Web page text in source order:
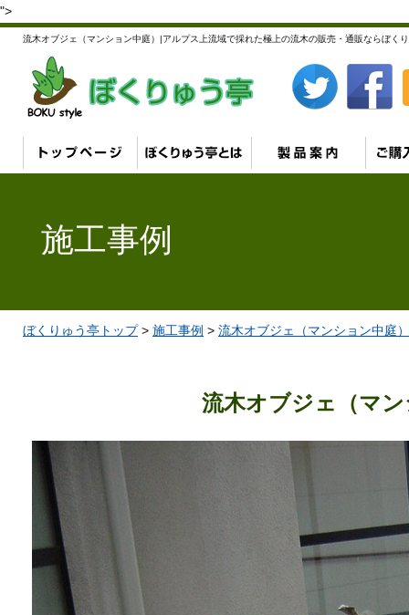
">
流木オブジェ（マンション中庭）|アルプス上流域で採れた極上の流木の販売・通販ならぼく
施工事例
ぼくりゅう亭トップ> 施工事例 > 流木オブジェ（マンション中庭）
流木オブジェ（マ